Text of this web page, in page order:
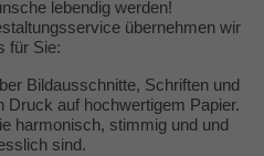
lebendig werden!
übernehmen wir
für Sie:
Bildausschnitte, Schriften und
Druck auf hochwertigem Papier.
harmonisch, stimmig und und
sind.